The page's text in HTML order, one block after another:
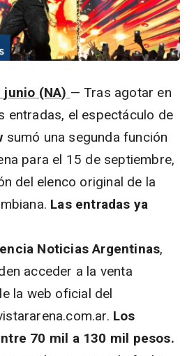
junio (NA) — Tras agotar en
entradas, el espectáculo de
sumó una segunda función
para el 15 de septiembre,
del elenco original de la
Las entradas ya
Noticias Argentinas,
acceder a la venta
la web oficial del
Los
70 mil a 130 mil pesos.